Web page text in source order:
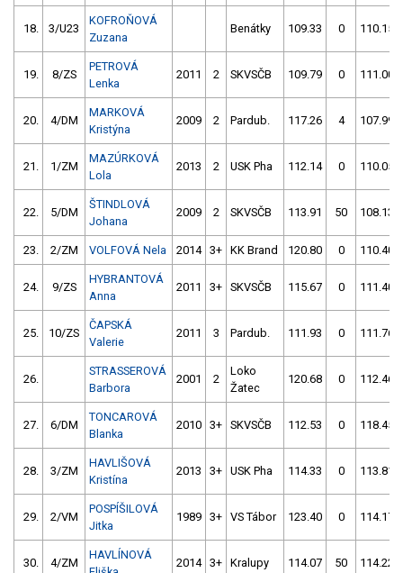
18. 3/U23
KOFROŇOVÁ
Zuzana
Benátky 109.33 0 110.15
19. 8/ZS
PETROVÁ
Lenka
2011 2 SKVSČB 109.79 0 111.00
20. 4/DM
MARKOVÁ
Kristýna
2009 2 Pardub. 117.26 4 107.99
21. 1/ZM
MAZÚRKOVÁ
Lola
2013 2 USK Pha 112.14 0 110.05
22. 5/DM
ŠTINDLOVÁ
Johana
2009 2 SKVSČB 113.91 50 108.13
23. 2/ZM VOLFOVÁ Nela 2014 3+ KK Brand 120.80 0 110.40
24. 9/ZS
HYBRANTOVÁ
Anna
2011 3+ SKVSČB 115.67 0 111.40
25. 10/ZS
ČAPSKÁ
Valerie
2011 3 Pardub. 111.93 0 111.76
26.
STRASSEROVÁ
Barbora
2001 2
Loko
Žatec
120.68 0 112.46
27. 6/DM
TONCAROVÁ
Blanka
2010 3+ SKVSČB 112.53 0 118.45
28. 3/ZM
HAVLIŠOVÁ
Kristína
2013 3+ USK Pha 114.33 0 113.81
29. 2/VM
POSPÍŠILOVÁ
Jitka
1989 3+ VS Tábor 123.40 0 114.17
30. 4/ZM
HAVLÍNOVÁ
2014 3+ Kralupy 114.07 50 114.22